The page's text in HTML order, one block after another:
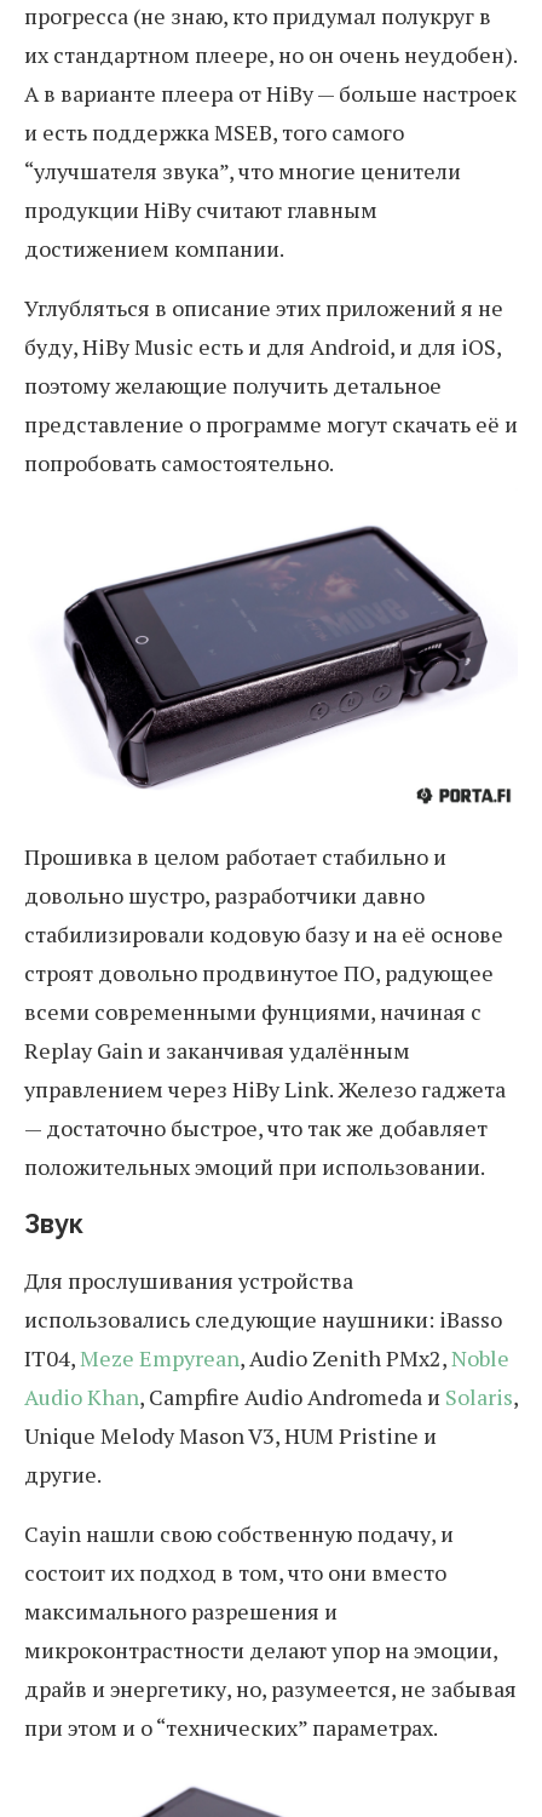
прогресса (не знаю, кто придумал полукруг в
их стандартном плеере, но он очень неудобен).
А в варианте плеера от HiBy — больше настроек
и есть поддержка MSEB, того самого
“улучшателя звука”, что многие ценители
продукции HiBy считают главным
достижением компании.
Углубляться в описание этих приложений я не
буду, HiBy Music есть и для Android, и для iOS,
поэтому желающие получить детальное
представление о программе могут скачать её и
попробовать самостоятельно.
Прошивка в целом работает стабильно и
довольно шустро, разработчики давно
стабилизировали кодовую базу и на её основе
строят довольно продвинутое ПО, радующее
всеми современными фунциями, начиная с
Replay Gain и заканчивая удалённым
управлением через HiBy Link. Железо гаджета
— достаточно быстрое, что так же добавляет
положительных эмоций при использовании.
Звук
Для прослушивания устройства
использовались следующие наушники: iBasso
IT04,Meze Empyrean, Audio Zenith PMx2,Noble
Audio Khan, Campfire Audio Andromeda и Solaris,
Unique Melody Mason V3, HUM Pristine и
другие.
Cayin нашли свою собственную подачу, и
состоит их подход в том, что они вместо
максимального разрешения и
микроконтрастности делают упор на эмоции,
драйв и энергетику, но, разумеется, не забывая
при этом и о “технических” параметрах.